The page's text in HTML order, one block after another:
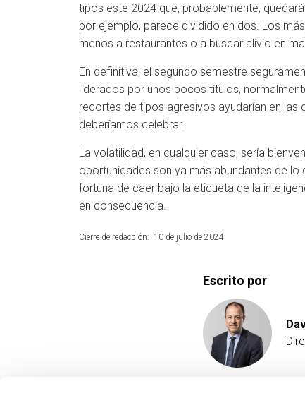
tipos este 2024 que, probablemente,
por ejemplo, parece dividido en dos. Los
menos a restaurantes o a buscar alivio en
En definitiva, el segundo semestre
liderados por unos pocos títulos,
recortes de tipos agresivos ayudarían en
deberíamos celebrar.
La volatilidad, en cualquier caso, sería
oportunidades son ya más abundantes de
fortuna de caer bajo la etiqueta de la
en consecuencia.
Cierre de redacción: 10 de julio de 2024
Escrito por